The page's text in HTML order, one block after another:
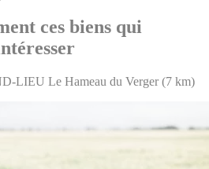
ces biens qui
LIEU Le Hameau du Verger (7 km)